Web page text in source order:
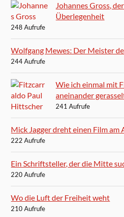
Johannes Gross,
Überlegenheit
248 Aufrufe
Wolfgang Mewes: Der Meister
244 Aufrufe
Wie ich einmal mit
aneinander
241 Aufrufe
Mick Jagger dreht einen Film am
222 Aufrufe
Ein Schriftsteller, der die Mitte
220 Aufrufe
Wo die Luft der Freiheit weht
210 Aufrufe